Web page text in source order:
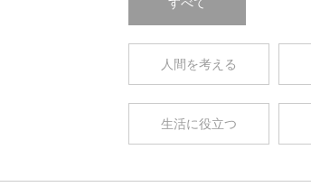
人間を考える
生活に役立つ